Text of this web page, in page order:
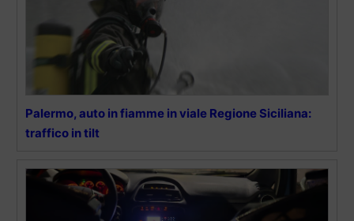
Palermo, auto in fiamme in viale Regione Siciliana:
traffico in tilt